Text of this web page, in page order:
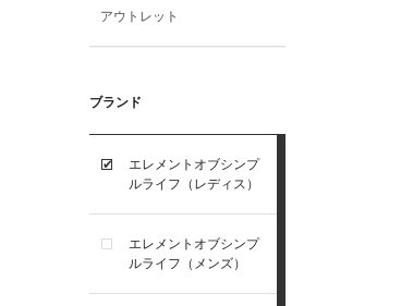
アウトレット
ブランド
エレメントオブシンプ
ルライフ（レディス）
エレメントオブシンプ
ルライフ（メンズ）